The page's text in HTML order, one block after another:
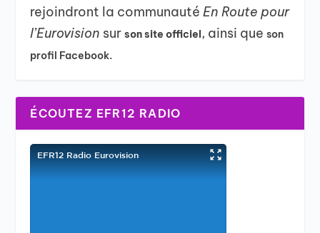
rejoindront la communautéEn Route pour
l’Eurovision surson site officiel, ainsi queson
profil Facebook.
ÉCOUTEZ EFR12 RADIO